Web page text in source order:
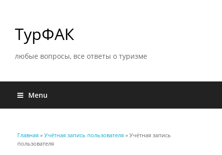
ТурФАК
любые вопросы, все ответы о туризме
Menu
Вы здесь
Главная » Учётная запись пользователя » Учётная запись
пользователя